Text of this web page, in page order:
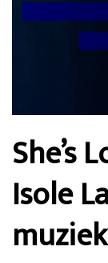
She’s
Isole